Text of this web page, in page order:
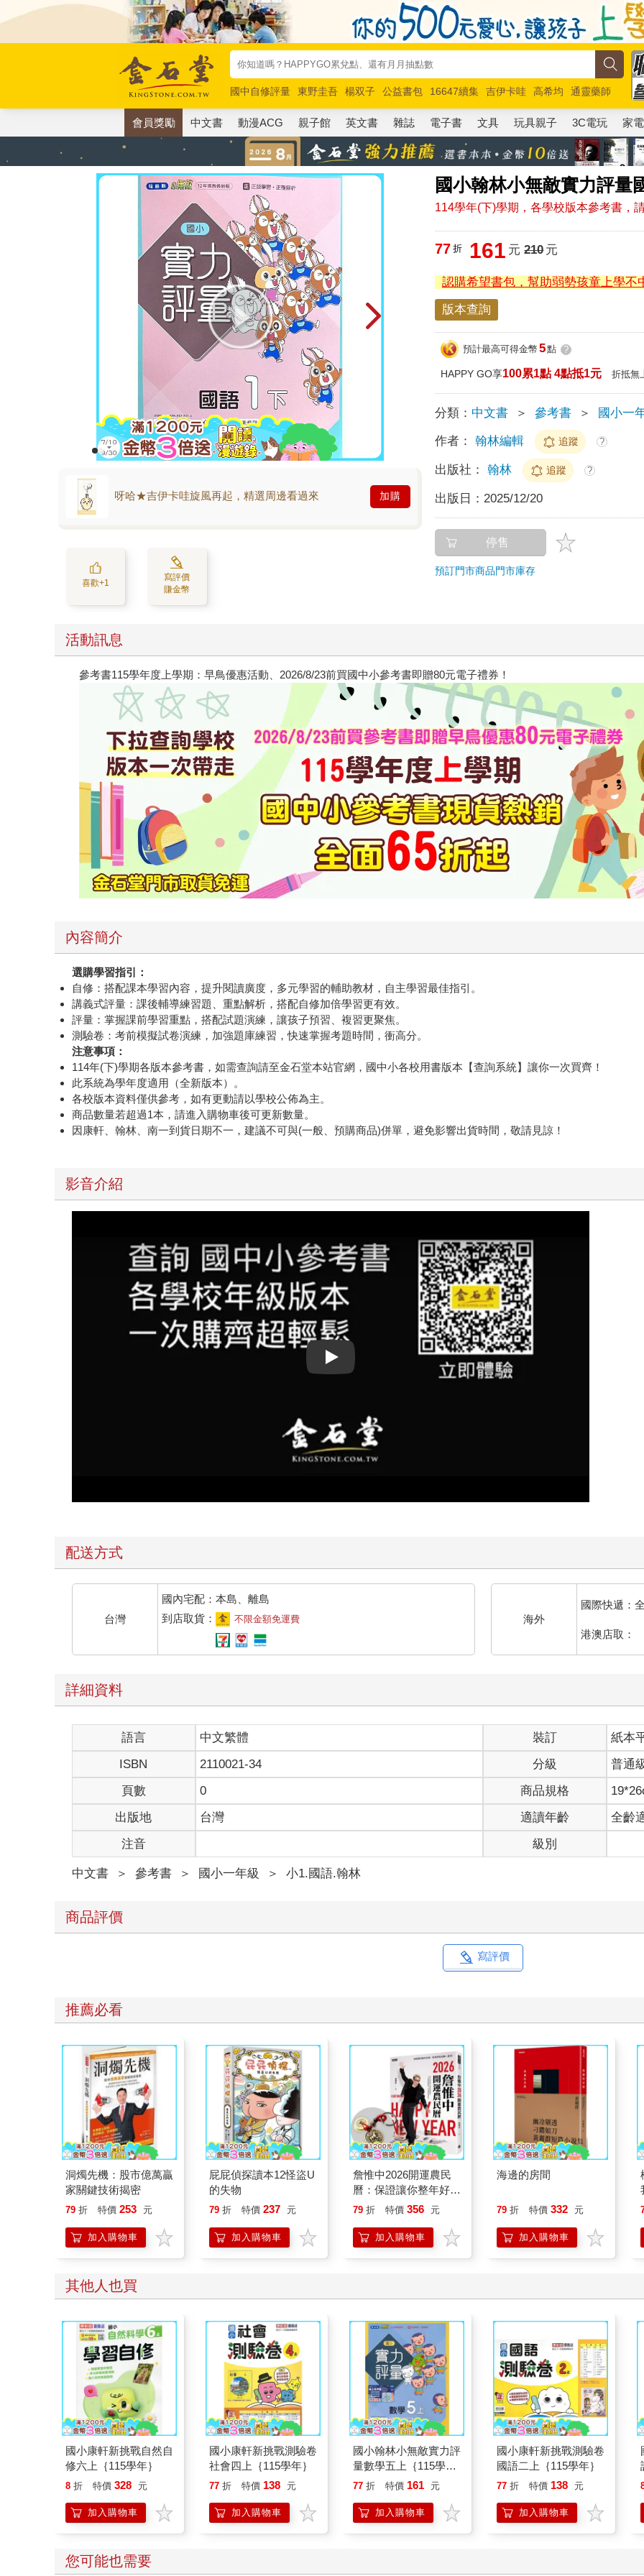
國中自修評量 東野圭吾 楊双子 公益書包 16647續集 吉伊卡哇 高希均
通靈藥師
唯紅花綻放
奧德賽 路邊攤新作 馬斯克 玩具總動員5 超慢跑
會員獎勵 中文書 動漫ACG 親子館 英文書 雜誌 電子書 文具 玩具親子 3C電玩 家電
國小翰林小無敵實力評量
114學年(下)學期，各學校版本參考書，
呀哈★吉伊卡哇旋風再起，精選周邊看過來 加購
喜歡+1
寫評價
賺金幣
77 折 161 元 210元
認購希望書包，幫助弱勢孩童上學不
版本查詢
預計最高可得金幣 5點 ?
HAPPY GO享100累1點 4點抵1元 折抵無
分類： 中文書 ＞ 參考書 ＞ 國小一
作者： 翰林編輯 追蹤 ?
出版社： 翰林 追蹤 ?
出版日： 2025/12/20
停售
預訂門市商品門市庫存
活動訊息
參考書115學年度上學期：早鳥優惠活動、2026/8/23前買國中小參考書即贈80元電子禮券！
內容簡介
選購學習指引：
自修：搭配課本學習內容，提升閱讀廣度，多元學習的輔助教材，自主學習最佳指引。
講義式評量：課後輔導練習題、重點解析，搭配自修加倍學習更有效。
評量：掌握課前學習重點，搭配試題演練，讓孩子預習、複習更聚焦。
測驗卷：考前模擬試卷演練，加強題庫練習，快速掌握考題時間，衝高分。
注意事項：
114年(下)學期各版本參考書，如需查詢請至金石堂本站官網，國中小各校用書版本【查詢系統】讓你一次買齊！
此系統為學年度適用（全新版本）。
各校版本資料僅供參考，如有更動請以學校公佈為主。
商品數量若超過1本，請進入購物車後可更新數量。
因康軒、翰林、南一到貨日期不一，建議不可與(一般、預購商品)併單，避免影響出貨時間，敬請見諒！
影音介紹
Play video
配送方式
台灣
國內宅配：本島、離島
到店取貨：
不限金額免運費 海外
國際快遞：
港澳店取：
詳細資料
語言 中文繁體 裝訂
紙本
ISBN
2110021-34 分級
普通
頁數
0 商品規格
出版地
台灣 適讀年齡
全齡
注音
級別
中文書 ＞ 參考書 ＞ 國小一年級 ＞ 小1.國語.翰林
商品評價
寫評價
推薦必看
洞燭先機：股市億萬贏
家關鍵技術揭密
79 折 特價 253 元
加入購物車
屁屁偵探讀本12怪盜U
的失物
79 折 特價 237 元
加入購物車
詹惟中2026開運農民
曆：保證讓你整年好
運、財源快馬加鞭一直
錢五帝錢吊飾】
79 折 特價 356 元
加入購物車
海邊的房間
79 折 特價 332 元
加入購物車
其他人也買
國小康軒新挑戰自然自
修六上｛115學年｝
8 折 特價 328 元
加入購物車
國小康軒新挑戰測驗卷
社會四上｛115學年｝
77 折 特價 138 元
加入購物車
國小翰林小無敵實力評
量數學五上｛115學
年｝
77 折 特價 161 元
加入購物車
國小康軒新挑戰測驗卷
國語二上｛115學年｝
77 折 特價 138 元
加入購物車
您可能也需要